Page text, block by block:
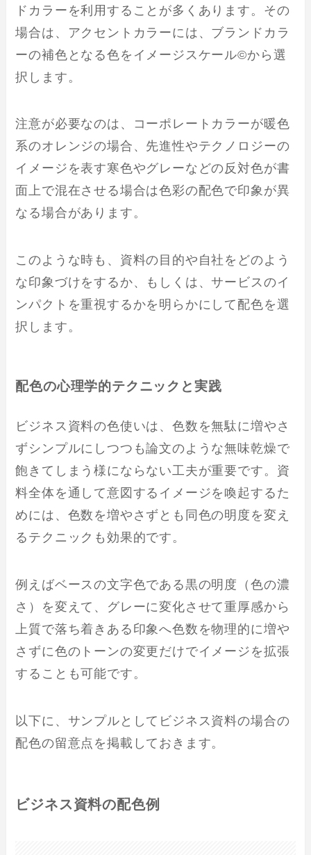
ドカラーを利用することが多くあります。その
場合は、アクセントカラーには、ブランドカラ
ーの補色となる色をイメージスケール©から選
択します。
注意が必要なのは、コーポレートカラーが暖色
系のオレンジの場合、先進性やテクノロジーの
イメージを表す寒色やグレーなどの反対色が書
面上で混在させる場合は色彩の配色で印象が異
なる場合があります。
このような時も、資料の目的や自社をどのよう
な印象づけをするか、もしくは、サービスのイ
ンパクトを重視するかを明らかにして配色を選
択します。
配色の心理学的テクニックと実践
ビジネス資料の色使いは、色数を無駄に増やさ
ずシンプルにしつつも論文のような無味乾燥で
飽きてしまう様にならない工夫が重要です。資
料全体を通して意図するイメージを喚起するた
めには、色数を増やさずとも同色の明度を変え
るテクニックも効果的です。
例えばベースの文字色である黒の明度（色の濃
さ）を変えて、グレーに変化させて重厚感から
上質で落ち着きある印象へ色数を物理的に増や
さずに色のトーンの変更だけでイメージを拡張
することも可能です。
以下に、サンプルとしてビジネス資料の場合の
配色の留意点を掲載しておきます。
ビジネス資料の配色例